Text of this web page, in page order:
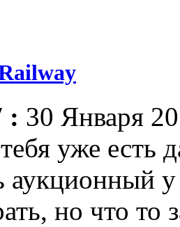
: 30 Января
уже есть
аукционный
но что то